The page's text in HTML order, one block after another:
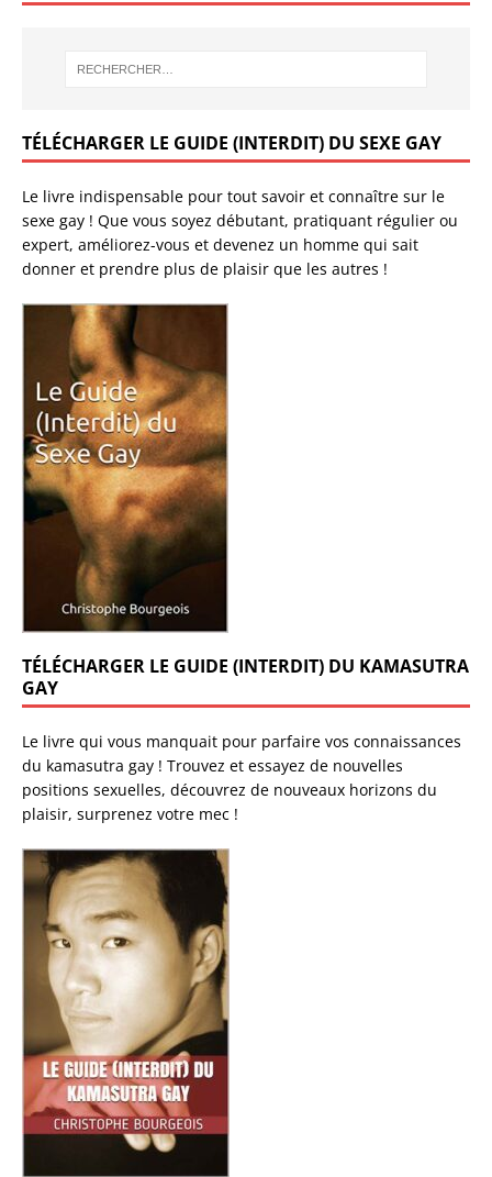
TÉLÉCHARGER LE GUIDE (INTERDIT) DU SEXE GAY
Le livre indispensable pour tout savoir et connaître sur le
sexe gay ! Que vous soyez débutant, pratiquant régulier ou
expert, améliorez-vous et devenez un homme qui sait
donner et prendre plus de plaisir que les autres !
TÉLÉCHARGER LE GUIDE (INTERDIT) DU KAMASUTRA
GAY
Le livre qui vous manquait pour parfaire vos connaissances
du kamasutra gay ! Trouvez et essayez de nouvelles
positions sexuelles, découvrez de nouveaux horizons du
plaisir, surprenez votre mec !